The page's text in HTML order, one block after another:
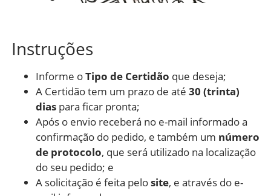
Instruções
Informe oTipo de Certidão que deseja;
A Certidão tem um prazo de até 30 (trinta)
diaspara ficar pronta;
Após o envio receberá no e-mail informado a
confirmação do pedido, e também um número
de protocolo, que será utilizado na localização
do seu pedido; e
A solicitação é feita pelosite, e através do e-